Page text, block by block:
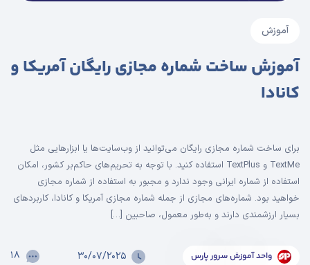
آموزش
آموزش ساخت شماره مجازی رایگان آمریکا و
کانادا
برای ساخت شماره مجازی رایگان می‌توانید از وب‌سایت‌ها یا ابزارهایی مثل
TextMe و TextPlus استفاده کنید. با توجه به تحریم‌های حاکم‌بر کشور، امکان
استفاده از شماره ایرانی وجود ندارد و مجبور به استفاده از شماره مجازی
خواهید بود. شماره‌های مجازی از جمله شماره مجازی آمریکا و کانادا، کاربرد‌های
بسیار ارزشمندی دارند و به‌طور معمول، صاحبین […]
واحد آموزش سرور پارس ۳۰/۰۷/۲۰۲۵ ۱۸